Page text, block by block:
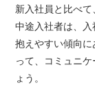
新入社員と比べ
中途入社者は、
抱えやすい傾向
って、コミュニ
ょう。